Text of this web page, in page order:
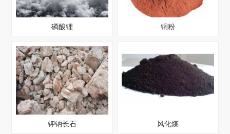
磷酸锂 铜粉
钾钠长石 风化煤